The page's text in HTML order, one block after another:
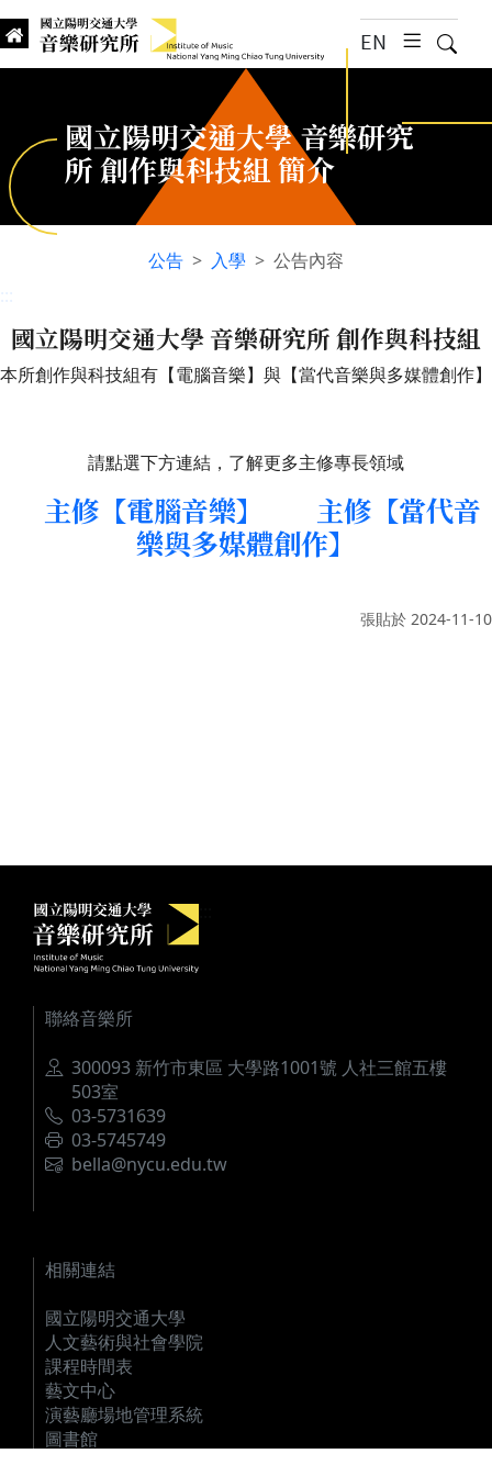
國立陽明交通大學 音樂研究所 Institute of Music, National
EN
漢堡選
國立陽明交通大學 音樂研究
所 創作與科技組 簡介
公告 入學
公告內容
國立陽明交通大學 音樂研究所 創作與科技組
本所創作與科技組有【電腦音樂】與【當代音樂與多媒體創作】
請點選下方連結，了解更多主修專長領域
主修【電腦音樂】
主修【當代音
樂與多媒體創作】
張貼於 2024-11-10
國立陽明交通大學音樂研究所
聯絡音樂所
地址
300093 新竹市東區 大學路1001號 人社三館五樓
503室
電話
03-5731639
傳真
03-5745749
電郵
bella@nycu.edu.tw
相關連結
國立陽明交通大學
人文藝術與社會學院
課程時間表
藝文中心
演藝廳場地管理系統
圖書館